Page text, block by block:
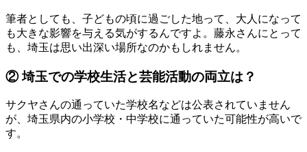
筆者としても、子どもの頃に過ごした地って、大人になって
も大きな影響を与える気がするんですよ。藤永さんにとって
も、埼玉は思い出深い場所なのかもしれません。
② 埼玉での学校生活と芸能活動の両立は？
サクヤさんの通っていた学校名などは公表されていません
が、埼玉県内の小学校・中学校に通っていた可能性が高いで
す。